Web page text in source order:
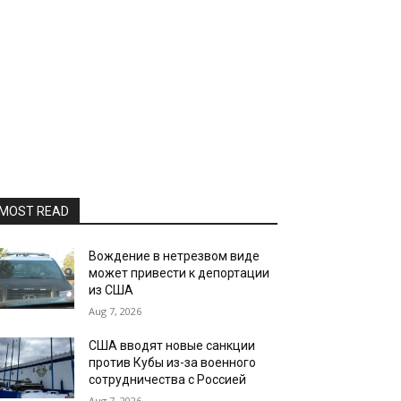
READ
Вождение в нетрезвом виде
может привести к депортации
из США
Aug 7, 2026
США вводят новые санкции
против Кубы из-за военного
сотрудничества с Россией